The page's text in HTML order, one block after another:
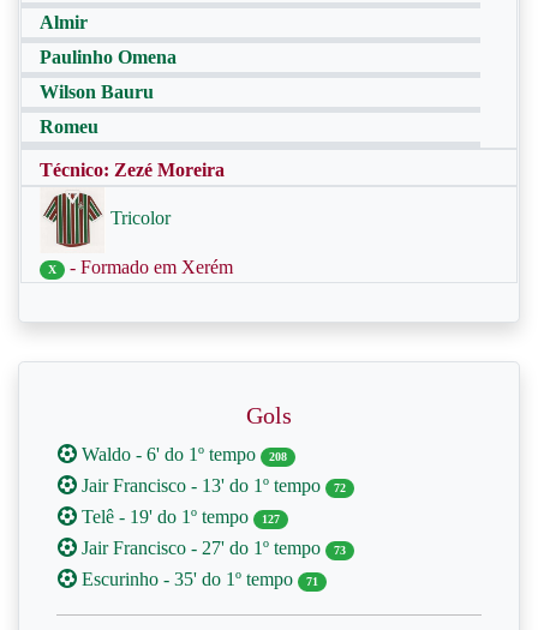
Almir
Paulinho Omena
Wilson Bauru
Romeu
Técnico: Zezé Moreira
Tricolor
X - Formado em Xerém
Gols
Waldo - 6' do 1º tempo 208
Jair Francisco - 13' do 1º tempo 72
Telê - 19' do 1º tempo 127
Jair Francisco - 27' do 1º tempo 73
Escurinho - 35' do 1º tempo 71